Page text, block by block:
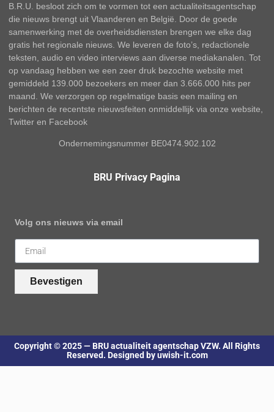
B.R.U. besloot zich om te vormen tot een actualiteitsagentschap
die nieuws brengt uit Vlaanderen en België. Door de goede
samenwerking met de overheidsdiensten brengen we elke dag
gratis het regionale nieuws. We leveren de foto’s, redactionele
teksten, audio en video interviews aan diverse mediakanalen. Tot
op vandaag hebben we een zeer druk bezochte website met
gemiddeld 139.000 bezoekers en meer dan 3.666.000 hits per
maand. We verzorgen op regelmatige basis een mailing en
berichten de recentste nieuwsfeiten onmiddellijk via onze website,
Twitter en Facebook
Ondernemingsnummer BE0474.902.102
BRU Privacy Pagina
Volg ons nieuws via email
Bevestigen
Copyright © 2025 — BRU actualiteit agentschap VZW. All Rights
Reserved. Designed by uwish-it.com